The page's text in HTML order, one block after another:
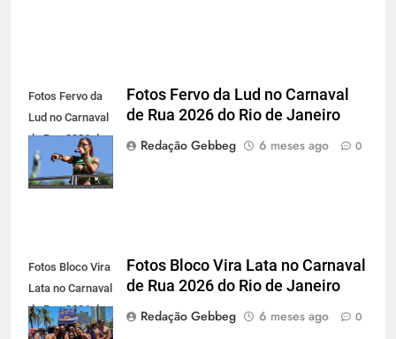
Fotos Fervo da
Lud no Carnaval
de Rua 2026 do
Rio de Janeiro
Fotos Fervo da Lud no Carnaval
de Rua 2026 do Rio de Janeiro
Redação Gebbeg
6 meses ago 0
Fotos Bloco Vira
Lata no Carnaval
de Rua 2026 do
Rio de Janeiro
Fotos Bloco Vira Lata no Carnaval
de Rua 2026 do Rio de Janeiro
Redação Gebbeg
6 meses ago 0